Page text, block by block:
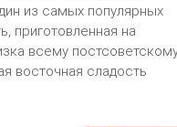
из самых популярных
приготовленная на
всему
восточная сладость